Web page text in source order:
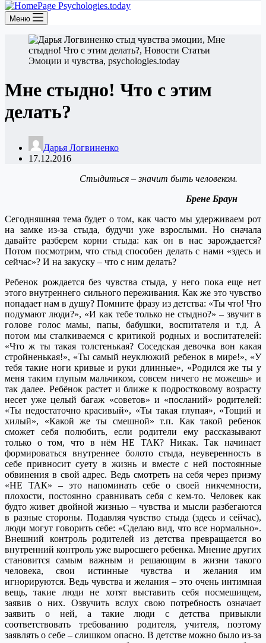
Меню
Мне стыдно! Что с этим
делать?
Дарья Логвиненко
17.12.2016
Стыдиться – значит быть человеком.
Брене Браун
Сегодняшняя тема будет о том, как часто мы удерживаем рот
на замке из-за стыда, будучи уже взрослыми. Но сначала
давайте разберем корни стыда: как он в нас зарождается?
Потом посмотрим, что стыд способен делать с нами «здесь и
сейчас»? И на закуску – что с ним делать?
Ребенок рождается без чувства стыда, у него пока еще нет
этого внутреннего сильного переживания. Как же это чувство
попадает нам в душу? Помните фразу из детства: «Ты что! Что
подумают люди?», «И как тебе только не стыдно?» – звучит в
голове голос мамы, папы, бабушки, воспитателя и т.д. А
потом мы сталкиваемся с критикой родных и воспитателей:
«Что ж ты такая толстенькая? Соседская девочка вон какая
стройненькая!», «Ты самый неуклюжий ребенок в мире!», «У
тебя такие ноги кривые и руки длинные», «Родился же ты у
меня таким глупым мальчиком, совсем ничего не можешь» и
так далее. Ребёнок растет и ближе к подростковому возрасту
несет уже целый багаж «советов» и «посланий» родителей:
«Ты недостаточно красивый», «Ты такая глупая», «Тощий и
хилый», «Какой же ты смешной» т.п. Как такой ребенок
сможет себя полюбить, если родители ему рассказывают
только о том, что в нём НЕ ТАК? Никак. Так начинает
формироваться внутреннее болото стыда, неуверенность в
себе привносит суету в жизнь и вместе с ней постоянные
обвинения в свой адрес. Ведь смотреть на себя через призму
«НЕ ТАК» – это напоминать себе о своей никчемности,
плохости, постоянно сравнивать себя с кем-то. Человек как
будто живет двойной жизнью – чувства и мысли разбегаются
в разные стороны. Подавляя чувство стыда (здесь и сейчас),
люди могут говорить себе: «Сделаю вид, что все нормально».
Внешний контроль родителей из детства превращается во
внутренний контроль уже выросшего ребенка. Мнение других
становится самым важным и решающим в жизни такого
человека, свои истинные чувства и желания им
игнорируются. Ведь чувства и желания – это очень интимная
вещь, такие люди не хотят выставить себя посмешищем,
заявив о них. Озвучить вслух свою потребность означает
заявить о ней, а такие люди с детства привыкли
соответствовать требованию родителя, учителя, поэтому
заявлять о себе – слишком опасно. В детстве можно было из-за